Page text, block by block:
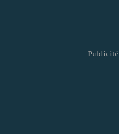
Publicité